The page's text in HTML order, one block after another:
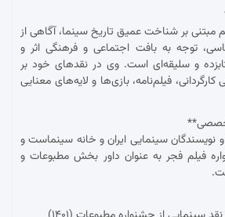
مبتنی بر شناخت عمیق تاریخ سینما، آگاهی از
توجه به بافت اجتماعی و فرهنگی اثر و
و سلیقه‌ای است. وی در نقدهای خود بر
فیلم‌نامه، بازی‌ها و لایه‌های معنایی
سینمایی ایران و خانه سینماست و
فیلم فجر به عنوان داور بخش مطبوعات و